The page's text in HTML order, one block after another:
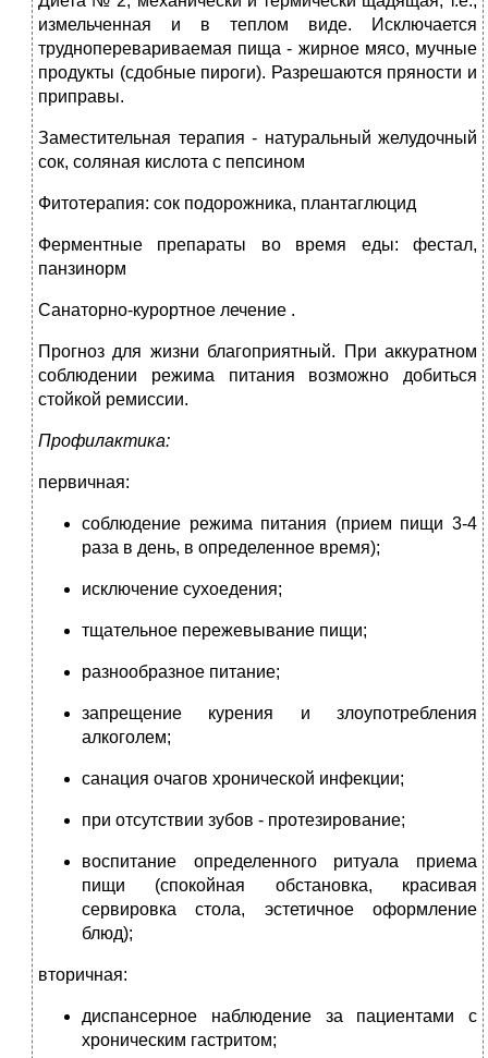
измельченная и в теплом виде. Исключается
трудноперевариваемая пища ‑ жирное мясо, мучные
продукты (сдобные пироги). Разрешаются пряности и
приправы.
Заместительная терапия ‑ натуральный желудочный
сок, соляная кислота с пепсином
Фитотерапия: сок подорожника, плантаглюцид
Ферментные препараты во время еды: фестал,
панзинорм
Санаторно-курортное лечение .
Прогноз для жизни благоприятный. При аккуратном
соблюдении режима питания возможно добиться
стойкой ремиссии.
Профилактика:
первичная:
соблюдение режима питания (прием пищи 3-4
раза в день, в определенное время);
исключение сухоедения;
тщательное пережевывание пищи;
разнообразное питание;
запрещение курения и злоупотребления
алкоголем;
санация очагов хронической инфекции;
при отсутствии зубов ‑ протезирование;
воспитание определенного ритуала приема
пищи (спокойная обстановка, красивая
сервировка стола, эстетичное оформление
блюд);
вторичная:
диспансерное наблюдение за пациентами с
хроническим гастритом;